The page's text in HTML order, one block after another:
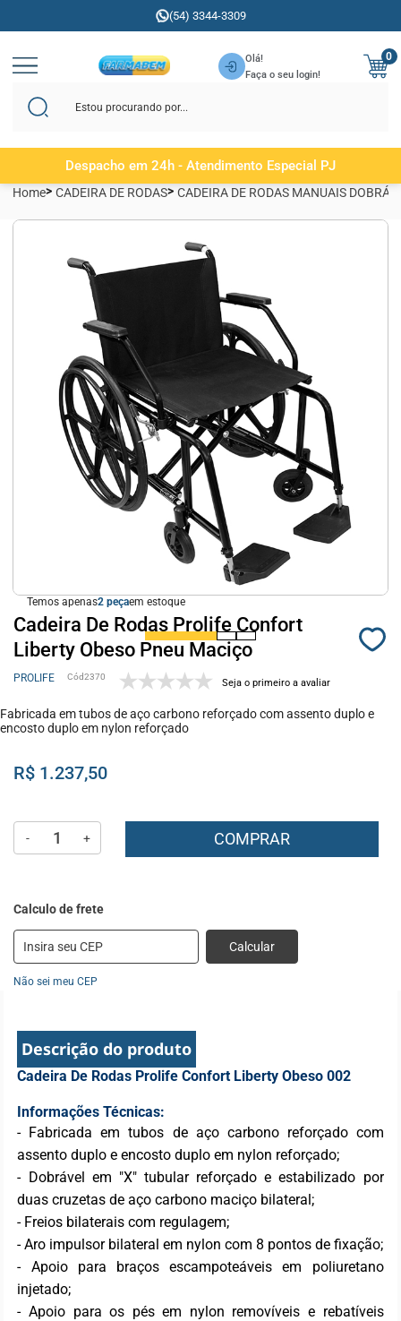
(54) 3344-3309
Olá!
Faça o seu login!
0
Despacho em 24h - Atendimento Especial PJ
Home CADEIRA DE RODAS CADEIRA DE RODAS MANUAIS
Temos apenas2 em estoque
Cadeira De Rodas Prolife Confort
Liberty Obeso Pneu Maciço
PROLIFE 2370 Seja o primeiro a avaliar
Fabricada em tubos de aço carbono reforçado com assento duplo e
encosto duplo em nylon reforçado
R$ 1.237,50
- + COMPRAR
Calcular
Não sei meu CEP
Descrição do produto
Cadeira De Rodas Prolife Confort Liberty Obeso 002
Informações Técnicas:
- Fabricada em tubos de aço carbono reforçado com
assento duplo e encosto duplo em nylon reforçado;
- Dobrável em "X" tubular reforçado e estabilizado por
duas cruzetas de aço carbono maciço bilateral;
- Freios bilaterais com regulagem;
- Aro impulsor bilateral em nylon com 8 pontos de fixação;
- Apoio para braços escampoteáveis em poliuretano
injetado;
- Apoio para os pés em nylon removíveis e rebatíveis